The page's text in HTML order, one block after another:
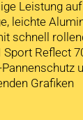
Leistung
leichte
schnell
Sport Reflect
Grafiken